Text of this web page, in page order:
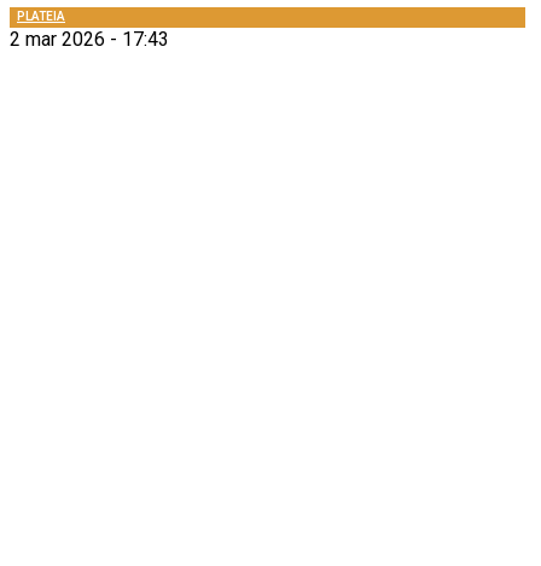
PLATEIA
2 mar 2026 - 17:43